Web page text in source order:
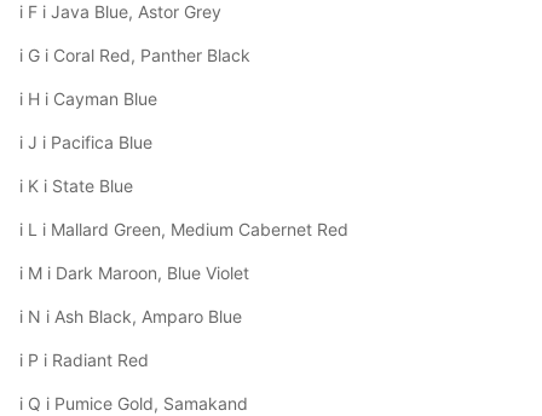
і F і Java Blue, Astor Grey
і G і Coral Red, Panther Black
і H і Cayman Blue
і J і Pacifica Blue
і K і State Blue
і L і Mallard Green, Medium Cabernet Red
і M і Dark Maroon, Blue Violet
і N і Ash Black, Amparo Blue
і P і Radiant Red
і Q і Pumice Gold, Samakand